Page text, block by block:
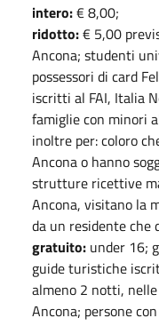
intero:€ 8,00;
ridotto:€ 5,00
Ancona; studenti
possessori di card
iscritti al FAI, Italia
famiglie con minori
inoltre per: coloro
Ancona o hanno
strutture ricettive
Ancona, visitano la
da un residente che
gratuito: under 16;
guide turistiche
almeno 2 notti,
Ancona; persone